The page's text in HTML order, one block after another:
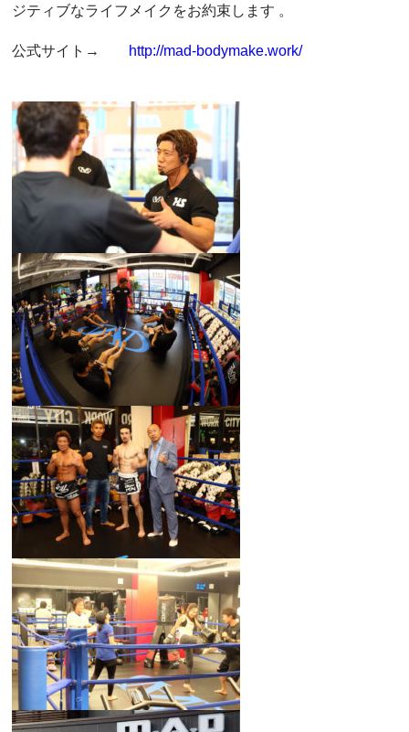
ジティブなライフメイクをお約束します 。
公式サイト→ http://mad-bodymake.work/